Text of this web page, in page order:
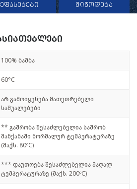
მიწოდება
100% ბამბა
60°C
არ გამოიყენება მათეთრებელი
საშუალებები
** გაშრობა შესაძლებელია საშრობ
მანქანაში ნორმალურ ტემპერატურაზე
(მაქს. 80ºC)
*** დაუთოება შესაძლებელია მაღალ
ტემპერატურაზე (მაქს. 200ºC)